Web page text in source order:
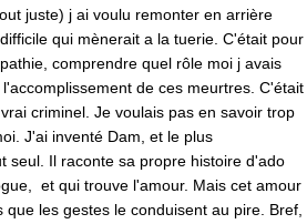
juste) j ai voulu remonter en arrière
qui mènerait a la tuerie. C'était pour
comprendre quel rôle moi j avais
de ces meurtres. C'était
criminel. Je voulais pas en savoir trop
J'ai inventé Dam, et le plus
seul. Il raconte sa propre histoire d'ado
et qui trouve l'amour. Mais cet amour
les gestes le conduisent au pire. Bref,